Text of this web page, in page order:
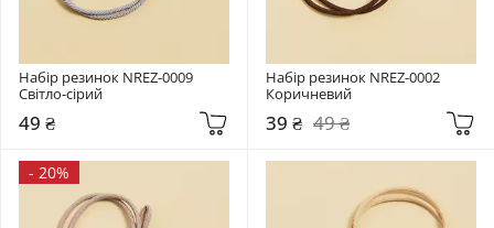
Набір резинок NREZ-0009
Світло-сірий
49 ₴
Набір резинок NREZ-0002
Коричневий
39 ₴ 49 ₴
- 20%